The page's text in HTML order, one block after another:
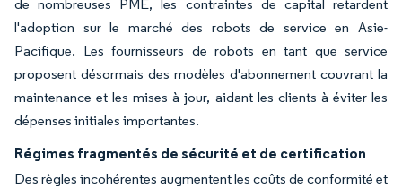
de nombreuses PME, les contraintes de capital retardent
l'adoption sur le marché des robots de service en Asie-
Pacifique. Les fournisseurs de robots en tant que service
proposent désormais des modèles d'abonnement couvrant la
maintenance et les mises à jour, aidant les clients à éviter les
dépenses initiales importantes.
Régimes fragmentés de sécurité et de certification
Des règles incohérentes augmentent les coûts de conformité et